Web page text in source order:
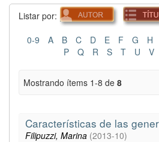
Listar por:
0-9 A B C D E F G H
P
Q R S T U V
Mostrando ítems 1-8 de 8
Características de las
Filipuzzi, Marina (2013-10)